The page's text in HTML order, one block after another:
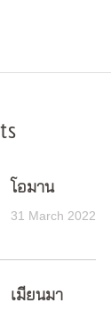
โอมาน
31 March 2022
เมียนมา